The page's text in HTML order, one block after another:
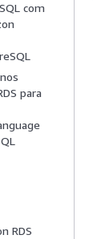
com
para
RDS